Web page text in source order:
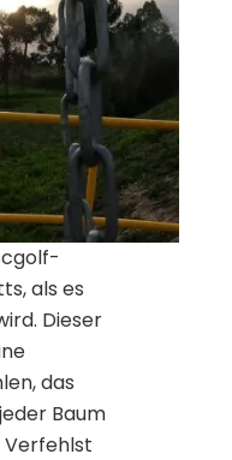
als es
Dieser
das
Baum